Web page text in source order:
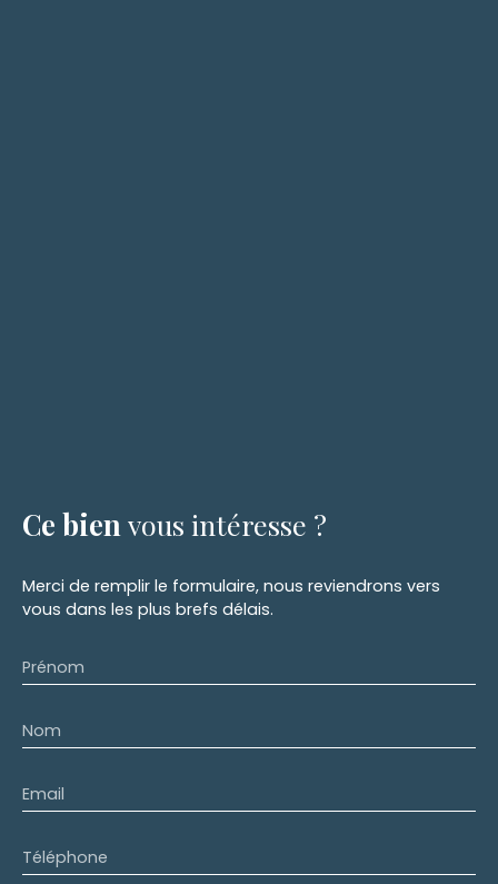
Ce bien vous intéresse ?
Merci de remplir le formulaire, nous reviendrons vers
vous dans les plus brefs délais.
Prénom
Nom
Email
Téléphone